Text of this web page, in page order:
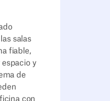
salas
fiable,
espacio y
de
con